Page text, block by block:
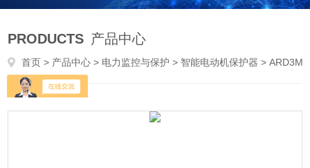
PRODUCTS 产品中心
首页 > 产品中心 > 电力监控与保护 > 智能电动机保护器 > ARD3M-800低压电动机保护控制器